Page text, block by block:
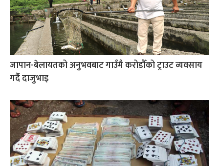
जापान-बेलायतको अनुभवबाट गाउँमै करोडौँको ट्राउट व्यवसाय
गर्दै दाजुभाइ